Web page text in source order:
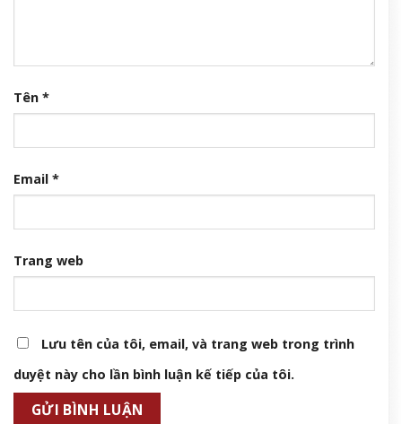
Tên *
Email *
Trang web
Lưu tên của tôi, email, và trang web trong trình
duyệt này cho lần bình luận kế tiếp của tôi.